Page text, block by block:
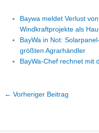
Baywa meldet Verlust
Windkraftprojekte als
BayWa in Not:
größten Agrarhändler
BayWa-Chef rechnet mit
← Vorheriger Beitrag